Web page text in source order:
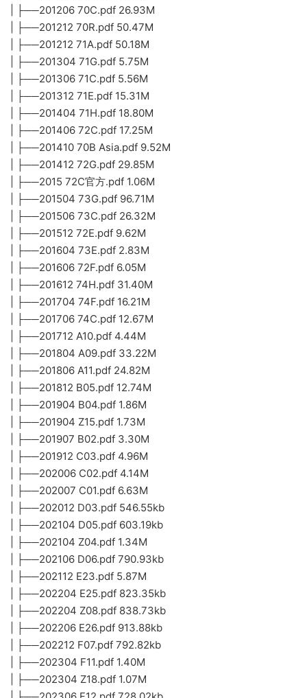
| ├──201206 70C.pdf 26.93M
| ├──201212 70R.pdf 50.47M
| ├──201212 71A.pdf 50.18M
| ├──201304 71G.pdf 5.75M
| ├──201306 71C.pdf 5.56M
| ├──201312 71E.pdf 15.31M
| ├──201404 71H.pdf 18.80M
| ├──201406 72C.pdf 17.25M
| ├──201410 70B Asia.pdf 9.52M
| ├──201412 72G.pdf 29.85M
| ├──2015 72C官方.pdf 1.06M
| ├──201504 73G.pdf 96.71M
| ├──201506 73C.pdf 26.32M
| ├──201512 72E.pdf 9.62M
| ├──201604 73E.pdf 2.83M
| ├──201606 72F.pdf 6.05M
| ├──201612 74H.pdf 31.40M
| ├──201704 74F.pdf 16.21M
| ├──201706 74C.pdf 12.67M
| ├──201712 A10.pdf 4.44M
| ├──201804 A09.pdf 33.22M
| ├──201806 A11.pdf 24.82M
| ├──201812 B05.pdf 12.74M
| ├──201904 B04.pdf 1.86M
| ├──201904 Z15.pdf 1.73M
| ├──201907 B02.pdf 3.30M
| ├──201912 C03.pdf 4.96M
| ├──202006 C02.pdf 4.14M
| ├──202007 C01.pdf 6.63M
| ├──202012 D03.pdf 546.55kb
| ├──202104 D05.pdf 603.19kb
| ├──202104 Z04.pdf 1.34M
| ├──202106 D06.pdf 790.93kb
| ├──202112 E23.pdf 5.87M
| ├──202204 E25.pdf 823.35kb
| ├──202204 Z08.pdf 838.73kb
| ├──202206 E26.pdf 913.88kb
| ├──202212 F07.pdf 792.82kb
| ├──202304 F11.pdf 1.40M
| ├──202304 Z18.pdf 1.07M